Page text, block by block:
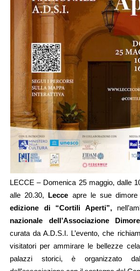
LECCE – Domenica 25 maggio, dalle
alle 20.30, Lecce apre le sue
edizione di “Cortili Aperti”,
nazionale dell’Associazione
curata da A.D.S.I. L’evento, che
visitatori per ammirare le bellezze
palazzi storici, è organizzato